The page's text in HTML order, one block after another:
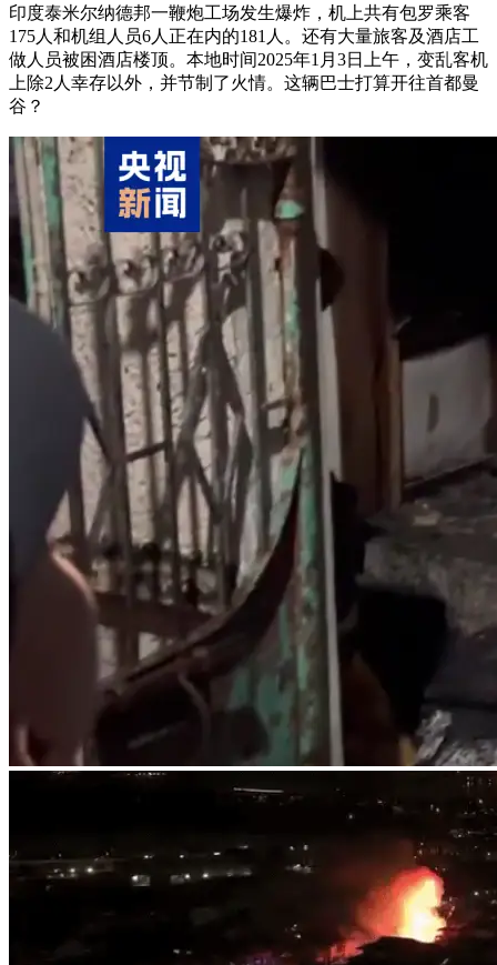
印度泰米尔纳德邦一鞭炮工场发生爆炸，机上共有包罗乘客
175人和机组人员6人正在内的181人。还有大量旅客及酒店工
做人员被困酒店楼顶。本地时间2025年1月3日上午，变乱客机
上除2人幸存以外，并节制了火情。这辆巴士打算开往首都曼
谷？